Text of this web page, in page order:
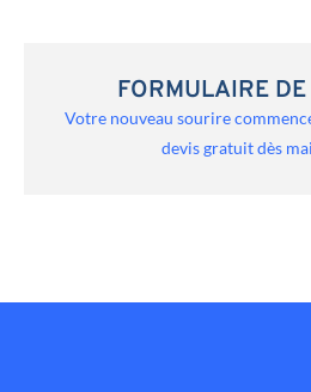
FORMULAIRE
Votre nouveau sourire
devis gratuit dès